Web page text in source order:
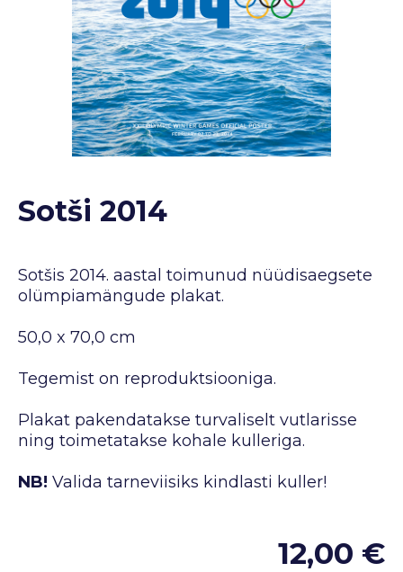
Sotši 2014
Sotšis 2014. aastal toimunud nüüdisaegsete
olümpiamängude plakat.
50,0 x 70,0 cm
Tegemist on reproduktsiooniga.
Plakat pakendatakse turvaliselt vutlarisse
ning toimetatakse kohale kulleriga.
NB! Valida tarneviisiks kindlasti kuller!
12,00 €